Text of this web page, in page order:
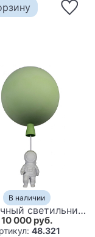
В наличии
Потолочный светильник Cosmonaut green ball
10 000 руб.
Артикул:48.321